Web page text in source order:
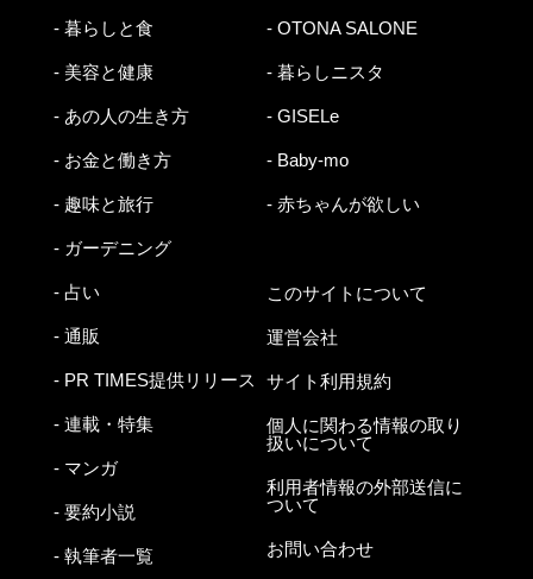
- 暮らしと食
- 美容と健康
- あの人の生き方
- お金と働き方
- 趣味と旅行
- ガーデニング
- 占い
- 通販
- PR TIMES提供リリース
- 連載・特集
- マンガ
- 要約小説
- 執筆者一覧
- OTONA SALONE
- 暮らしニスタ
- GISELe
- Baby-mo
- 赤ちゃんが欲しい
このサイトについて
運営会社
サイト利用規約
個人に関わる情報の取り
扱いについて
利用者情報の外部送信に
ついて
お問い合わせ